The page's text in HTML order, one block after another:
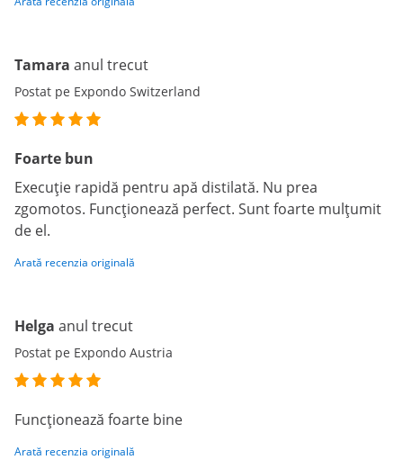
Tamara anul trecut
Postat pe Expondo Switzerland
Foarte bun
Execuție rapidă pentru apă distilată. Nu prea
zgomotos. Funcționează perfect. Sunt foarte mulțumit
de el.
Arată recenzia originală
Helga anul trecut
Postat pe Expondo Austria
Funcționează foarte bine
Arată recenzia originală